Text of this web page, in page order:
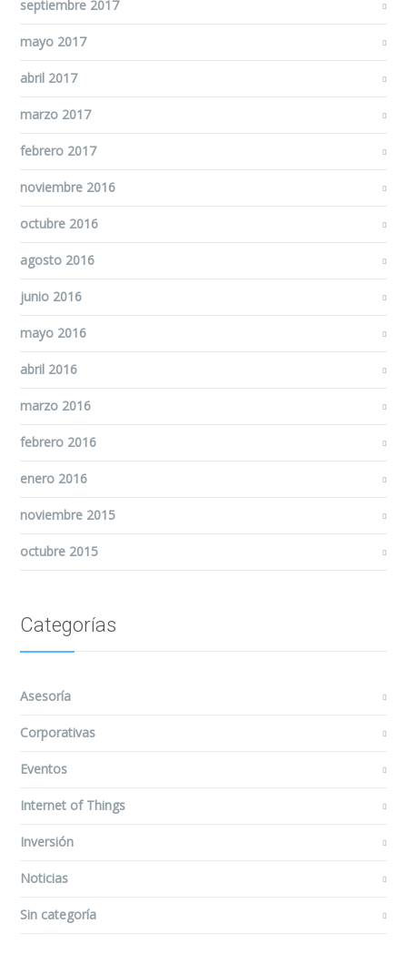
septiembre 2017
mayo 2017
abril 2017
marzo 2017
febrero 2017
noviembre 2016
octubre 2016
agosto 2016
junio 2016
mayo 2016
abril 2016
marzo 2016
febrero 2016
enero 2016
noviembre 2015
octubre 2015
Categorías
Asesoría
Corporativas
Eventos
Internet of Things
Inversión
Noticias
Sin categoría